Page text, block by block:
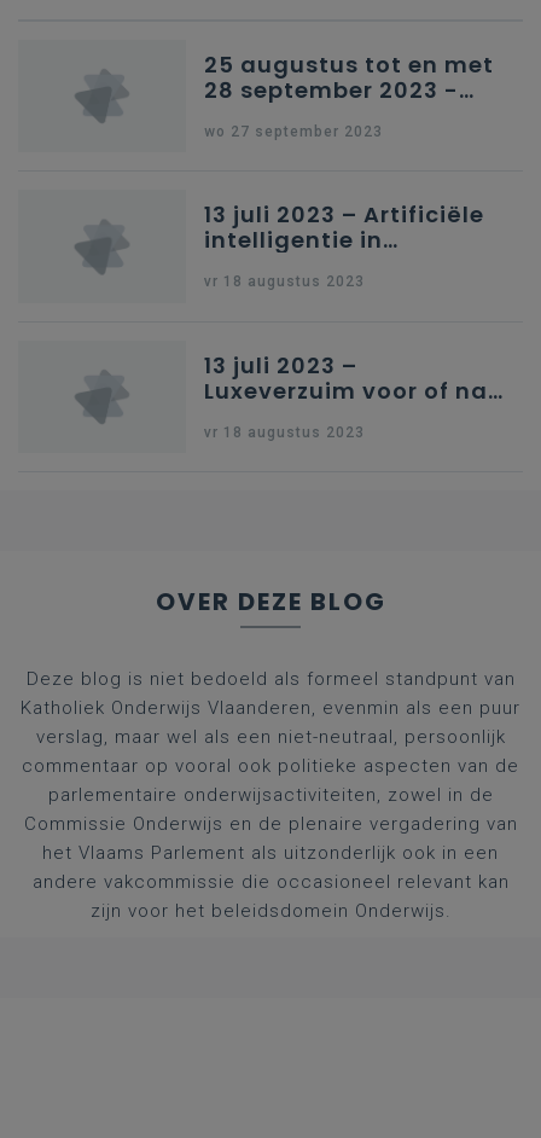
25 augustus tot en met
28 september 2023 -
wo 27 september 2023
13 juli 2023 – Artificiële
intelligentie in
vr 18 augustus 2023
13 juli 2023 –
Luxeverzuim voor of na
vr 18 augustus 2023
OVER DEZE BLOG
Deze blog is niet bedoeld als formeel standpunt van
Katholiek Onderwijs Vlaanderen, evenmin als een puur
verslag, maar wel als een niet-neutraal, persoonlijk
commentaar op vooral ook politieke aspecten van de
parlementaire onderwijsactiviteiten, zowel in de
Commissie Onderwijs en de plenaire vergadering van
het Vlaams Parlement als uitzonderlijk ook in een
andere vakcommissie die occasioneel relevant kan
zijn voor het beleidsdomein Onderwijs.